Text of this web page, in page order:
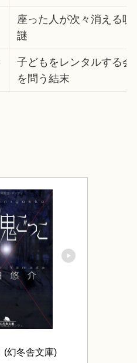
座った人が次々消える呪
謎
子どもをレンタルする会
を問う結末
(幻冬舎文庫)